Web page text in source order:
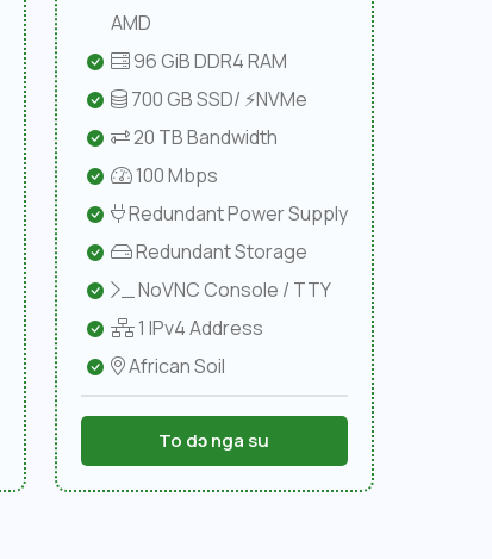
AMD
96 GiB DDR4 RAM
700 GB SSD/ ⚡NVMe
20 TB Bandwidth
100 Mbps
Redundant Power Supply
Redundant Storage
NoVNC Console / TTY
1 IPv4 Address
African Soil
To dɔ nga su